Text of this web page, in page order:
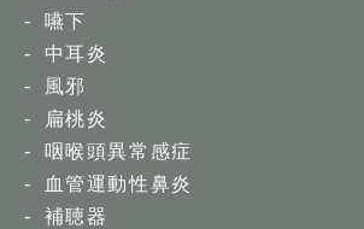
嚥下
中耳炎
風邪
扁桃炎
咽喉頭異常感症
血管運動性鼻炎
補聴器